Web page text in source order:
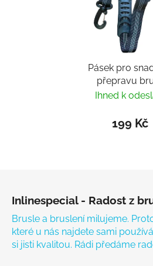
Pásek pro
přepravu
Ihned k
199 Kč
Inlinespecial - Radost z
Brusle a bruslení milujeme.
které u nás najdete sami
si jisti kvalitou. Rádi předáme